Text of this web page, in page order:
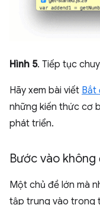
Hình 5. Tiếp tục
Hãy xem bài viết Bắt
những kiến thức cơ
phát triển.
Bước vào
Một chủ đề lớn mà
tập trung vào trong